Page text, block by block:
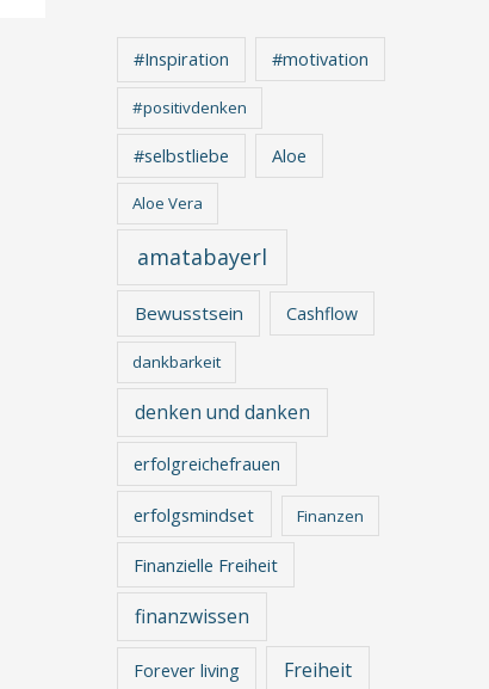
#Inspiration #motivation
#positivdenken
#selbstliebe Aloe
Aloe Vera
amatabayerl
Bewusstsein Cashflow
dankbarkeit
denken und danken
erfolgreichefrauen
erfolgsmindset Finanzen
Finanzielle Freiheit
finanzwissen
Forever living Freiheit